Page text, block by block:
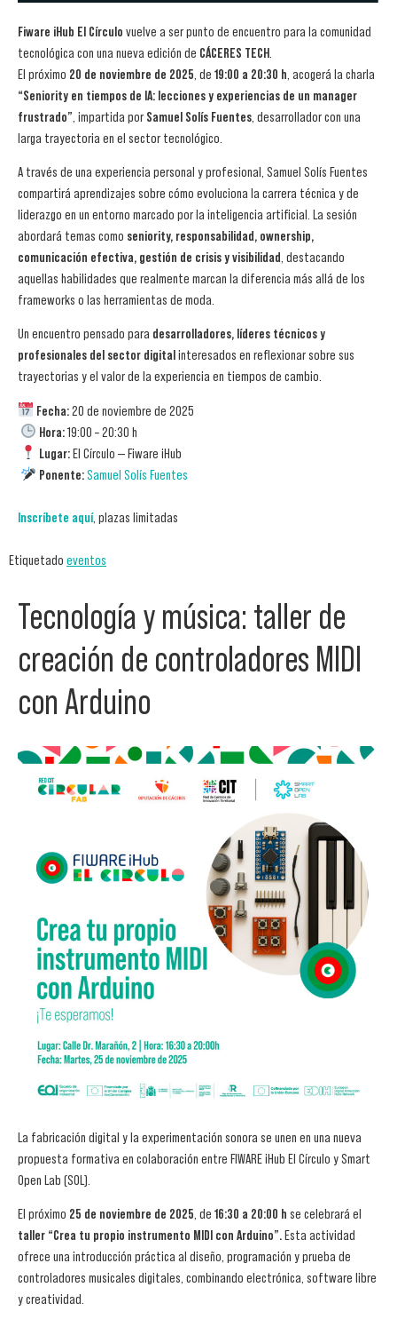
Fiware iHub El Círculo vuelve a ser punto de encuentro para la comunidad
tecnológica con una nueva edición de CÁCERES TECH
El próximo 20 de noviembre de 2025 , de 19:00 a 20:30 h , acogerá la charla
“Seniority en tiempos de IA: lecciones y experiencias de un manager
frustrado” , impartida por Samuel Solís Fuentes , desarrollador con una
larga trayectoria en el sector tecnológico.
A través de una experiencia personal y profesional, Samuel Solís Fuentes
compartirá aprendizajes sobre cómo evoluciona la carrera técnica y de
liderazgo en un entorno marcado por la inteligencia artificial. La sesión
abordará temas como seniority, responsabilidad, ownership,
comunicación efectiva, gestión de crisis y visibilidad , destacando
aquellas habilidades que realmente marcan la diferencia más allá de los
frameworks o las herramientas de moda.
Un encuentro pensado para desarrolladores, líderes técnicos y
profesionales del sector digitalinteresados en reflexionar sobre sus
trayectorias y el valor de la experiencia en tiempos de cambio.
Fecha:20 de noviembre de 2025
Hora:19:00 – 20:30 h
Lugar:El Círculo — Fiware iHub
Ponente:Samuel Solís Fuentes
Inscríbete aquí, plazas limitadas
Etiquetado eventos
Tecnología y música: taller de
creación de controladores MIDI
con Arduino
La fabricación digital y la experimentación sonora se unen en una nueva
propuesta formativa en colaboración entre FIWARE iHub El Círculo y Smart
Open Lab (SOL).
El próximo 25 de noviembre de 2025 , de 16:30 a 20:00 h se celebrará el
taller “Crea tu propio instrumento MIDI con Arduino”.Esta actividad
ofrece una introducción práctica al diseño, programación y prueba de
controladores musicales digitales, combinando electrónica, software libre
y creatividad.